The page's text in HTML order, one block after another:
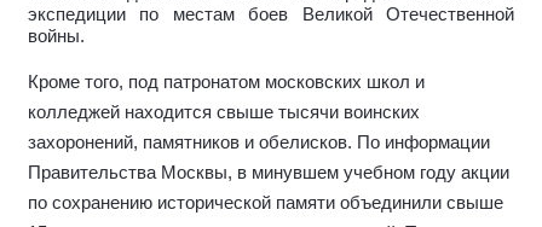
экспедиции по местам боев Великой Отечественной
войны.
Кроме того, под патронатом московских школ и
колледжей находится свыше тысячи воинских
захоронений, памятников и обелисков. По информации
Правительства Москвы, в минувшем учебном году акции
по сохранению исторической памяти объединили свыше